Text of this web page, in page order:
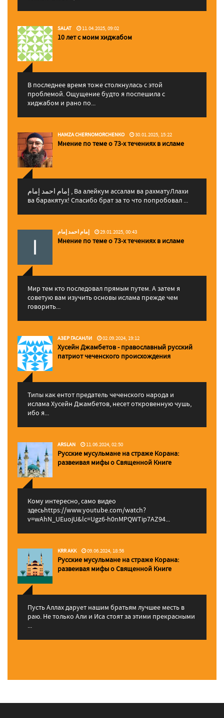
SALAT 11.04.2025, 09:02
10 лет с моим хиджабом
В последнее время тоже столкнулась с этой
проблемой. Ощущение будто я поспешила с
хиджабом и рано по...
HAMZA CHERNOMORCHENKO 30.01.2025, 15:22
Мнение по теме о 73-х течениях в исламе
إمام احمد إمام , Ва алейкум ассалам ва рахматуЛлахи
ва баракятух! Спасибо брат за то что попробовал ...
إمام احمد إمام 29.01.2025, 00:43
Мнение по теме о 73-х течениях в исламе
Мир тем кто последовал прямым путем. А затем я
советую вам изучить основы ислама прежде чем
говорить...
АЗЕР ГАСАНЛИ 02.09.2024, 19:12
Хусейн Джамбетов - православный русский
патриот чеченского происхождения
Типы как ентот предатель чеченского народа и
ислама Хусейн Джамбетов, несет откровенную чушь,
ибо я...
ARSLAN 11.06.2024, 02:50
Русские мусульмане на страже Корана:
pазвеивая мифы о Священной Книге
Кому интересно, само видео
здесьhttps://www.youtube.com/watch?
v=wAhN_UEuojU&lc=Ugz6-h0nMPQWTip7AZ94...
KRR AKK 09.06.2024, 18:56
Русские мусульмане на страже Корана:
pазвеивая мифы о Священной Книге
Пусть Аллах дарует нашим братьям лучшее месть в
раю. Не только Али и Иса стоят за этими прекрасными